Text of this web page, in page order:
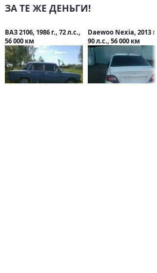
ЗА ТЕ ЖЕ ДЕНЬГИ!
ВАЗ 2106, 1986 г., 72 л.с.,
56 000 км
Daewoo Nexia, 2013 г.,
90 л.с., 56 000 км